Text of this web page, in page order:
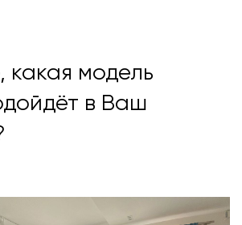
какая модель
в Ваш